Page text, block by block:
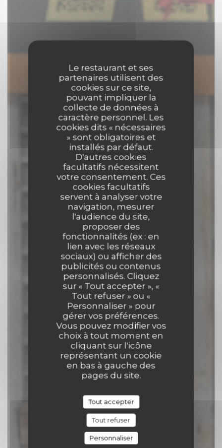
Le restaurant et ses
partenaires utilisent des
cookies sur ce site,
pouvant impliquer la
collecte de données à
caractère personnel. Les
cookies dits « nécessaires
» sont obligatoires et
installés par défaut.
D'autres cookies
facultatifs nécessitent
votre consentement. Ces
cookies facultatifs
servent à analyser votre
navigation, mesurer
l'audience du site,
proposer des
fonctionnalités (ex : en
lien avec les réseaux
sociaux) ou afficher des
publicités ou contenus
personnalisés. Cliquez
sur « Tout accepter », «
Tout refuser » ou «
Personnaliser » pour
gérer vos préférences.
Vous pouvez modifier vos
choix à tout moment en
cliquant sur l'icône
représentant un cookie
en bas à gauche des
pages du site.
Tout accepter
Tout refuser
Personnaliser
Comptoir 17
TRAITEUR|TOURNAI
RÉSERVER